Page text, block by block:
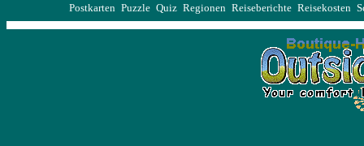
Postkarten Puzzle Quiz Regionen Reiseberichte Reisekosten